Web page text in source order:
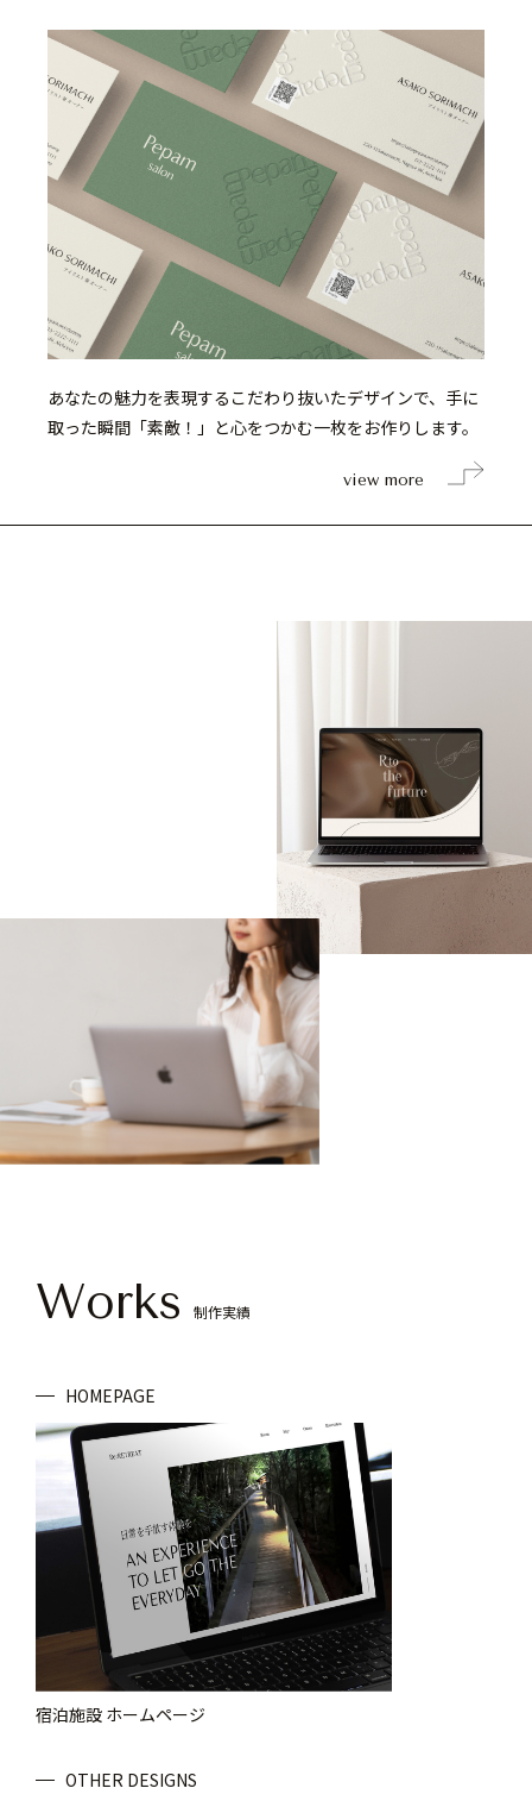
あなたの魅力を表現するこだわり抜いたデザインで、手に
取った瞬間「素敵！」と心をつかむ一枚をお作りします。
view more
Works 制作実績
HOMEPAGE
宿泊施設 ホームページ
OTHER DESIGNS